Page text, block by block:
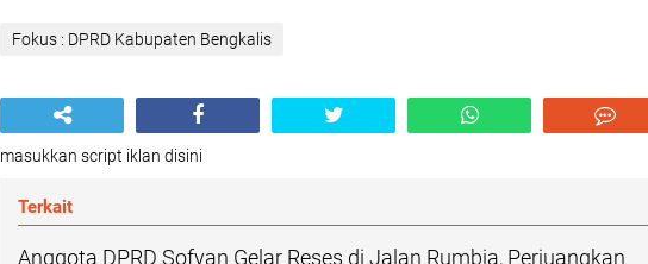
Fokus : DPRD Kabupaten Bengkalis
masukkan script iklan disini
Terkait
Anggota DPRD Sofyan Gelar Reses di Jalan Rumbia, Perjuangkan